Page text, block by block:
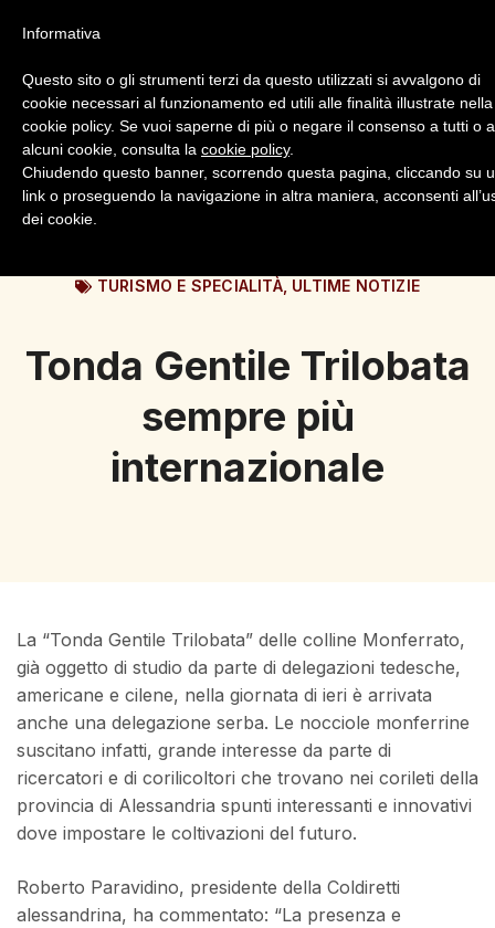
Login Registrazione
TURISMO E SPECIALITÀ, ULTIME NOTIZIE
Tonda Gentile Trilobata
sempre più
internazionale
La “Tonda Gentile Trilobata” delle colline Monferrato,
già oggetto di studio da parte di delegazioni tedesche,
americane e cilene, nella giornata di ieri è arrivata
anche una delegazione serba. Le nocciole monferrine
suscitano infatti, grande interesse da parte di
ricercatori e di corilicoltori che trovano nei corileti della
provincia di Alessandria spunti interessanti e innovativi
dove impostare le coltivazioni del futuro.
Roberto Paravidino, presidente della Coldiretti
alessandrina, ha commentato: “La presenza e
Informativa
Questo sito o gli strumenti terzi da questo utilizzati si avvalgono di
cookie necessari al funzionamento ed utili alle finalità illustrate nella
cookie policy. Se vuoi saperne di più o negare il consenso a tutti o
alcuni cookie, consulta la cookie policy.
Chiudendo questo banner, scorrendo questa pagina, cliccando su
link o proseguendo la navigazione in altra maniera, acconsenti
dei cookie.